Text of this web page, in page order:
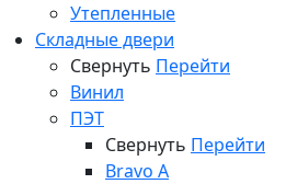
Утепленные
Складные двери
Свернуть Перейти
Винил
ПЭТ
Свернуть Перейти
Bravo A